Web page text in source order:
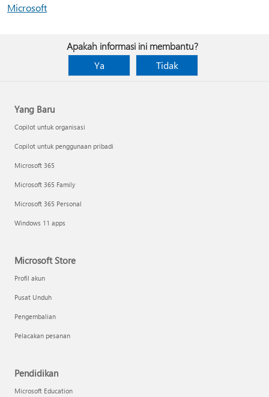
Microsoft
Apakah informasi ini membantu?
Ya
Tidak
Yang Baru
Copilot untuk organisasi
Copilot untuk penggunaan pribadi
Microsoft 365
Microsoft 365 Family
Microsoft 365 Personal
Windows 11 apps
Microsoft Store
Profil akun
Pusat Unduh
Pengembalian
Pelacakan pesanan
Pendidikan
Microsoft Education